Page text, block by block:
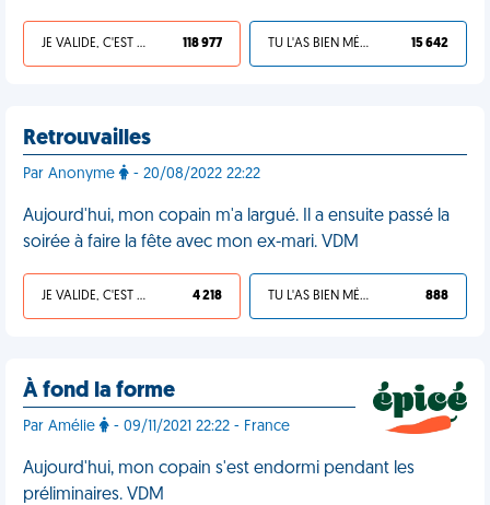
JE VALIDE, C'EST UNE VDM 118 977 TU L'AS BIEN MÉRITÉ 15 642
Retrouvailles
Par Anonyme - 20/08/2022 22:22
Aujourd'hui, mon copain m'a largué. Il a ensuite passé la
soirée à faire la fête avec mon ex-mari. VDM
JE VALIDE, C'EST UNE VDM 4 218 TU L'AS BIEN MÉRITÉ 888
À fond la forme
Par Amélie - 09/11/2021 22:22 - France
Aujourd'hui, mon copain s'est endormi pendant les
préliminaires. VDM